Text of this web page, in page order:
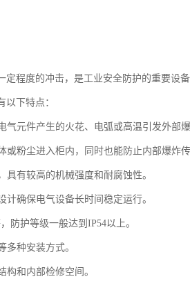
程度的冲击，是工业安全防护的重要设备
下特点：
元件产生的火花、电弧或高温引发外部
粉尘进入柜内，同时也能防止内部爆炸传
有较高的机械强度和耐腐蚀性。
确保电气设备长时间稳定运行。
防护等级一般达到IP54以上。
种安装方式。
和内部检修空间。